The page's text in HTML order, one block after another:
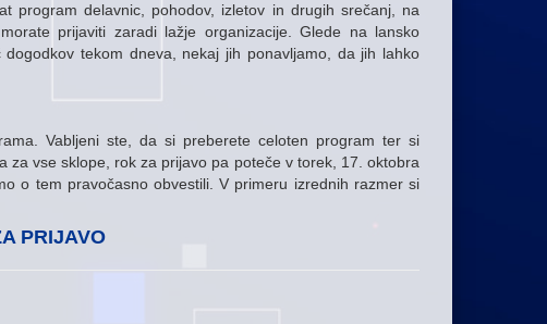
program delavnic, pohodov, izletov in drugih srečanj, na
prijaviti zaradi lažje organizacije. Glede na lansko
tekom dneva, nekaj jih ponavljamo, da jih lahko
Vabljeni ste, da si preberete celoten program ter si
za vse sklope, rok za prijavo pa poteče v torek, 17. oktobra
o tem pravočasno obvestili. V primeru izrednih razmer si
PRIJAVO